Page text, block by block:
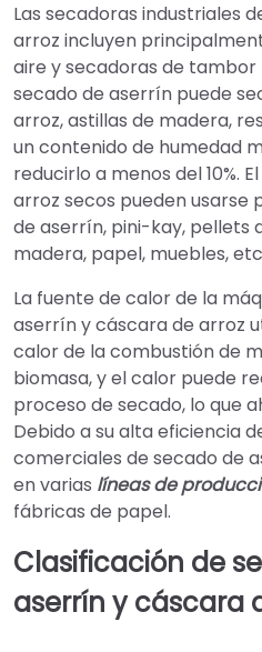
Las secadoras industriales
arroz incluyen
aire y secadoras de tambor
secado de aserrín puede
arroz, astillas de madera,
un contenido de humedad
reducirlo a menos del 10%.
arroz secos pueden
de aserrín, pini-kay, pellets
madera, papel, muebles,
La fuente de calor de la
aserrín y cáscara de arroz
calor de la combustión de
biomasa, y el calor puede
proceso de secado, lo que
Debido a su alta eficiencia
comerciales de secado de
en varias líneas de
fábricas de papel.
Clasificación de
aserrín y cáscara